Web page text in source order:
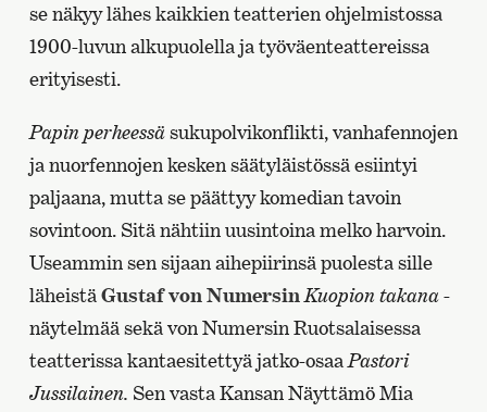
se näkyy lähes kaikkien teatterien ohjelmistossa
1900-luvun alkupuolella ja työväenteattereissa
erityisesti.
Papin perheessäsukupolvikonflikti, vanhafennojen
ja nuorfennojen kesken säätyläistössä esiintyi
paljaana, mutta se päättyy komedian tavoin
sovintoon. Sitä nähtiin uusintoina melko harvoin.
Useammin sen sijaan aihepiirinsä puolesta sille
läheistäGustaf von Numersin Kuopion takana-
näytelmää sekä von Numersin Ruotsalaisessa
teatterissa kantaesitettyä jatko-osaa Pastori
Jussilainen. Sen vasta Kansan Näyttämö Mia